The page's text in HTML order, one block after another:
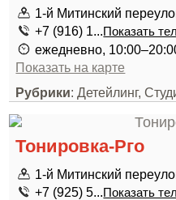
1-й Митинский
+7 (916) 1...Показать
ежедневно,
Показать на карте
Рубрики: Детейлинг,
Тонировка-Рго
1-й Митинский
+7 (925) 5...Показать